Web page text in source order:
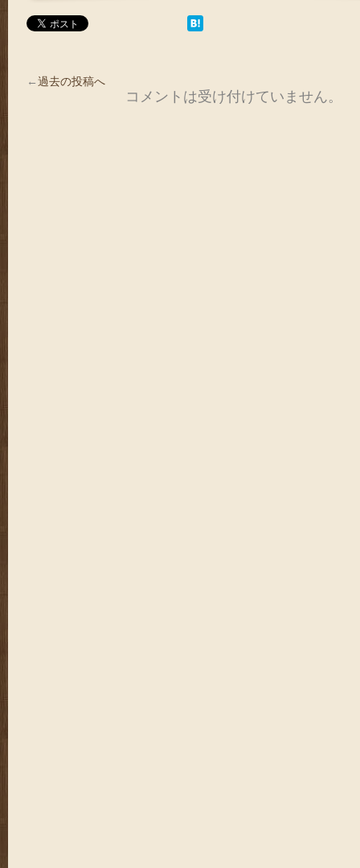
←過去の投稿へ
コメントは受け付けていません。